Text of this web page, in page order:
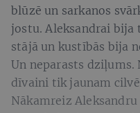
blūzē un sarkanos
jostu. Aleksandrai bija
stājā un kustībās bija
Un neparasts
dīvaini tik jaunam
Nākamreiz